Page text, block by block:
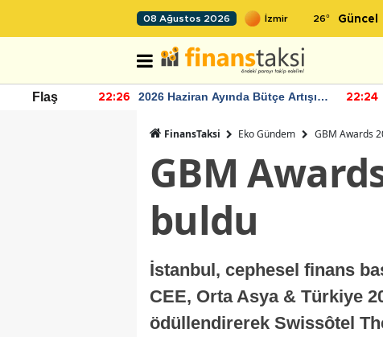
08 Ağustos 2026 26° Güncel
Flaş
Ayında Bütçe Artışı
22:24
TCMB'nin rezervlerinde artan
FinansTaksi Eko Gündem GBM Awards
GBM
buldu
İstanbul, cephesel finans
CEE, Orta Asya & Türkiye
ödüllendirerek Swissôtel